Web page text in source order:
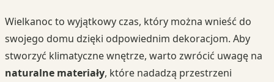
Wielkanoc to wyjątkowy czas, który można wnieść do
swojego domu dzięki odpowiednim dekoracjom. Aby
stworzyć klimatyczne wnętrze, warto zwrócić uwagę na
naturalne materiały, które nadadzą przestrzeni